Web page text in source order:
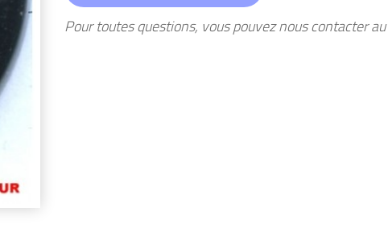
Pour toutes questions, vous pouvez nous contacter au